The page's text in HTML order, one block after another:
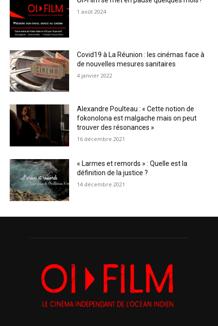
1 août 2024
Covid19 à La Réunion : les cinémas face à
de nouvelles mesures sanitaires
4 janvier 2022
Alexandre Poulteau : « Cette notion de
fokonolona est malgache mais on peut
trouver des résonances »
16 décembre 2021
« Larmes et remords » : Quelle est la
définition de la justice ?
14 décembre 2021